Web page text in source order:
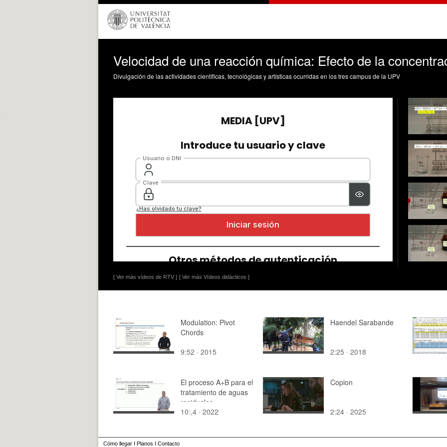
Velocidad de una reacción química: Efecto de la
Divulgación de las actividades científicas, tecnológicas y artísticas ocurridas en los tres campus de la UPV
[ Ver más vídeos de RTV ] [ Ver más Vídeos didácticos ]
Modulation: Pivot
Chords
9:52 · 2015
Haendel Sarabande
2:25 · 2018
El proceso A+B para el
tratamiento de aguas
residuales
10:,4 · 2022
Copion
2:24 · 2025
Cómo llegar I Planos I Contacto